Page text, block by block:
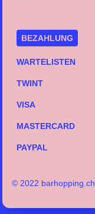
BEZAHLUNG
WARTELISTEN
TWINT
VISA
MASTERCARD
PAYPAL
© 2022 barhopping.ch